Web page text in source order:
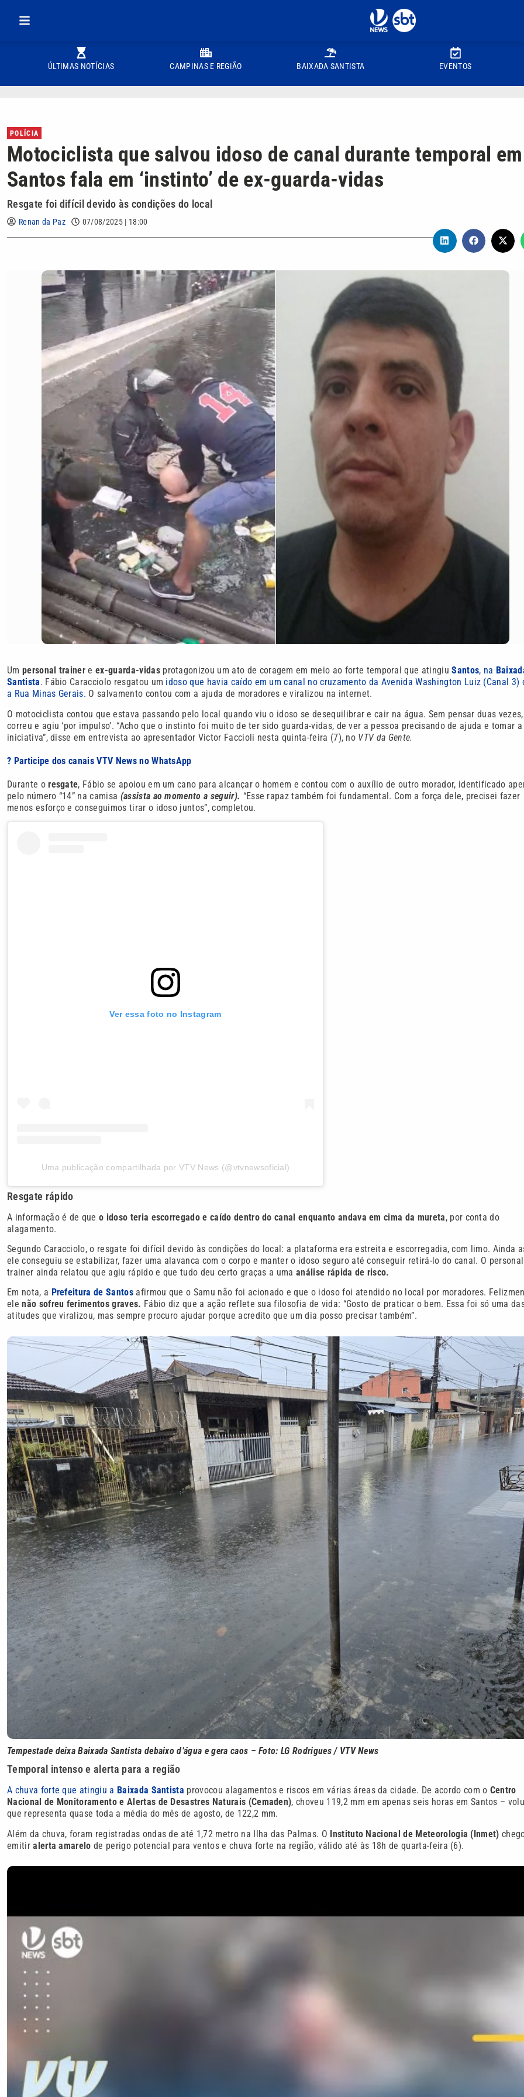
ÚLTIMAS NOTÍCIAS CAMPINAS E REGIÃO BAIXADA SANTISTA EVENTOS
POLÍCIA
Motociclista que salvou idoso de canal durante temporal em
Santos fala em ‘instinto’ de ex-guarda-vidas
Resgate foi difícil devido às condições do local
Renan da Paz 07/08/2025 | 18:00
Um personal trainer eex-guarda-vidasprotagonizou um ato de coragem em meio ao forte temporal que atingiuSantos, na
Santista. Fábio Caracciolo resgatou um idoso que havia caído em um canal no cruzamento da Avenida Washington Luiz (Canal 3)
a Rua Minas Gerais. O salvamento contou com a ajuda de moradores e viralizou na internet.
O motociclista contou que estava passando pelo local quando viu o idoso se desequilibrar e cair na água. Sem pensar duas
correu e agiu ‘por impulso’. “Acho que o instinto foi muito de ter sido guarda-vidas, de ver a pessoa precisando de ajuda e tomar a
iniciativa”, disse em entrevista ao apresentador Victor Faccioli nesta quinta-feira (7), no VTV da Gente.
? Participe dos canais VTV News no WhatsApp
Durante oresgate, Fábio se apoiou em um cano para alcançar o homem e contou com o auxílio de outro morador, identificado
pelo número “14” na camisa (assista ao momento a seguir). “Esse rapaz também foi fundamental. Com a força dele, precisei fazer
menos esforço e conseguimos tirar o idoso juntos”, completou.
Ver essa foto no Instagram
Uma publicação compartilhada por VTV News (@vtvnewsoficial)
Resgate rápido
A informação é de queo idoso teria escorregado e caído dentro do canal enquanto andava em cima da mureta, por conta do
alagamento.
Segundo Caracciolo, o resgate foi difícil devido às condições do local: a plataforma era estreita e escorregadia, com limo. Ainda
ele conseguiu se estabilizar, fazer uma alavanca com o corpo e manter o idoso seguro até conseguir retirá-lo do canal. O personal
trainer ainda relatou que agiu rápido e que tudo deu certo graças a umaanálise rápida de risco.
Em nota, a Prefeitura de Santos afirmou que o Samu não foi acionado e que o idoso foi atendido no local por moradores.
elenão sofreu ferimentos graves. Fábio diz que a ação reflete sua filosofia de vida: “Gosto de praticar o bem. Essa foi só uma
atitudes que viralizou, mas sempre procuro ajudar porque acredito que um dia posso precisar também”.
Tempestade deixa Baixada Santista debaixo d’água e gera caos – Foto: LG Rodrigues / VTV News
Temporal intenso e alerta para a região
A chuva forte que atingiu a Baixada Santista provocou alagamentos e riscos em várias áreas da cidade. De acordo com o Centro
Nacional de Monitoramento e Alertas de Desastres Naturais (Cemaden), choveu 119,2 mm em apenas seis horas em Santos –
que representa quase toda a média do mês de agosto, de 122,2 mm.
Além da chuva, foram registradas ondas de até 1,72 metro na Ilha das Palmas. O Instituto Nacional de Meteorologia (Inmet)
emitiralerta amarelo de perigo potencial para ventos e chuva forte na região, válido até às 18h de quarta-feira (6).